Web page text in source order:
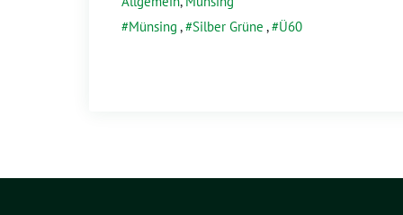
Münsing , Silber Grüne , Ü60